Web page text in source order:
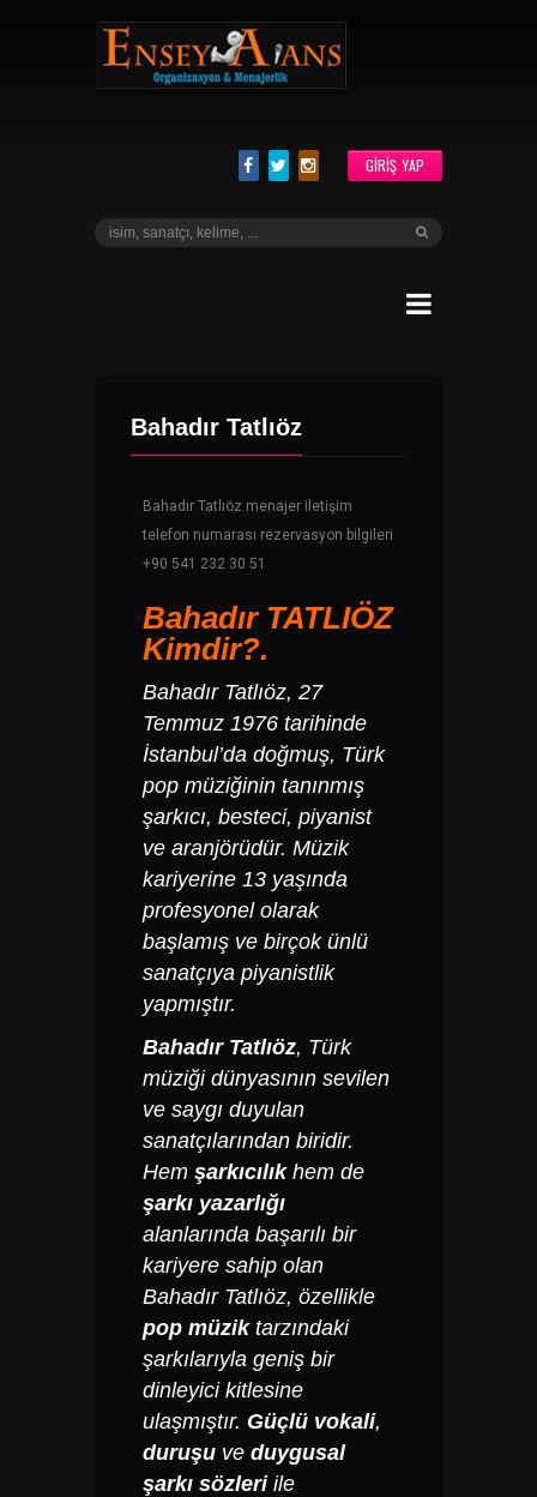
GIRIŞ YAP
Bahadır Tatlıöz
Bahadır Tatlıöz menajer iletişim
telefon numarası rezervasyon bilgileri
+90 541 232 30 51
Bahadır TATLIÖZ
Kimdir?.
Bahadır Tatlıöz, 27
Temmuz 1976 tarihinde
İstanbul’da doğmuş, Türk
pop müziğinin tanınmış
şarkıcı, besteci, piyanist
ve aranjörüdür. Müzik
kariyerine 13 yaşında
profesyonel olarak
başlamış ve birçok ünlü
sanatçıya piyanistlik
yapmıştır.
Bahadır Tatlıöz, Türk
müziği dünyasının sevilen
ve saygı duyulan
sanatçılarından biridir.
Hem şarkıcılıkhem de
şarkı yazarlığı
alanlarında başarılı bir
kariyere sahip olan
Bahadır Tatlıöz, özellikle
pop müziktarzındaki
şarkılarıyla geniş bir
dinleyici kitlesine
ulaşmıştır. Güçlü vokali,
duruşu ve duygusal
şarkı sözleriile